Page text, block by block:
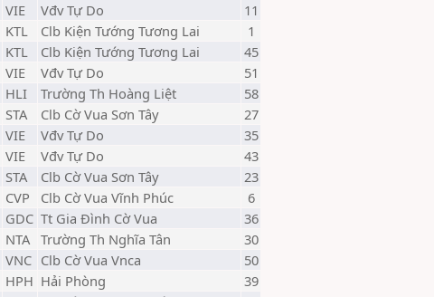
VIE Vđv Tự Do
11
KTL Clb Kiện Tướng Tương Lai
1
KTL Clb Kiện Tướng Tương Lai
45
VIE Vđv Tự Do
51
HLI Trường Th Hoàng Liệt
58
STA Clb Cờ Vua Sơn Tây
27
VIE Vđv Tự Do
35
VIE Vđv Tự Do
43
STA Clb Cờ Vua Sơn Tây
23
CVP Clb Cờ Vua Vĩnh Phúc
6
GDC Tt Gia Đình Cờ Vua
36
NTA Trường Th Nghĩa Tân
30
VNC Clb Cờ Vua Vnca
50
HPH Hải Phòng
39